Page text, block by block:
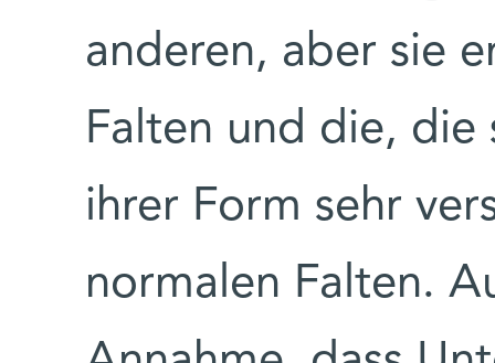
anderen, aber sie
Falten und die, die
ihrer Form sehr
normalen Falten.